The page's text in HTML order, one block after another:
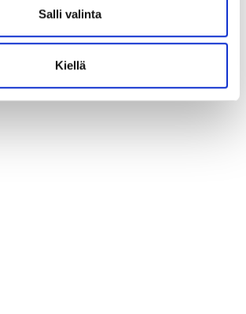
Salli valinta
Kiellä